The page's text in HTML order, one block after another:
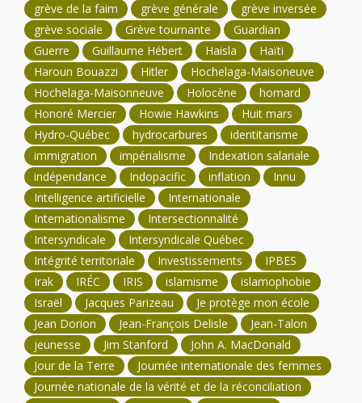
grève de la faim
grève générale
grève inversée
grève sociale
Grève tournante
Guardian
Guerre
Guillaume Hébert Haisla
Haïti
Haroun Bouazzi
Hitler
Hochelaga-Maisoneuve
Hochelaga-Maisonneuve
Holocène
homard
Honoré Mercier
Howie Hawkins
Huit mars
Hydro-Québec
hydrocarbures
identitarisme
immigration
impérialisme
Indexation salariale
indépendance
Indopacific inflation
Innu
Intelligence artificielle
Internationale
Internationalisme
Intersectionnalité
Intersyndicale
Intersyndicale Québec
Intégrité territoriale
Investissements
IPBES
Irak
IRÉC IRIS islamisme
islamophobie
Israël
Jacques Parizeau
Je protège mon école
Jean Dorion
Jean-François Delisle
Jean-Talon
jeunesse
Jim Stanford
John A. MacDonald
Jour de la Terre
Journée internationale des femmes
Journée nationale de la vérité et de la réconciliation